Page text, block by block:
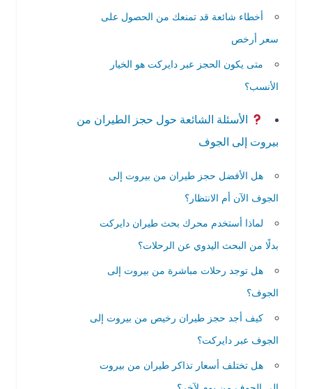
أخطاء شائعة قد تمنعك من الحصول على
سعر أرخص
متى يكون الحجز عبر دايركت هو الخيار
الأنسب؟
الأسئلة الشائعة حول حجز الطيران من
بيروت إلى الجوف
هل الأفضل حجز طيران من بيروت إلى
الجوف الآن أم الانتظار؟
لماذا أستخدم محرك بحث طيران دايركت
بدلًا من البحث اليدوي عن الرحلات؟
هل توجد رحلات مباشرة من بيروت إلى
الجوف؟
كيف أجد حجز طيران رخيص من بيروت إلى
الجوف عبر دايركت؟
هل تختلف أسعار تذاكر طيران من بيروت